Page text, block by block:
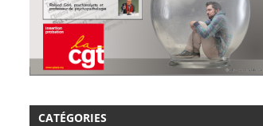
CATÉGORIES